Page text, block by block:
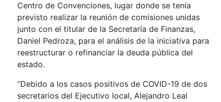
Centro de Convenciones, lugar donde se tenía
previsto realizar la reunión de comisiones unidas
junto con el titular de la Secretaría de Finanzas,
Daniel Pedroza, para el análisis de la iniciativa para
reestructurar o refinanciar la deuda pública del
estado.
“Debido a los casos positivos de COVID-19 de dos
secretarios del Ejecutivo local, Alejandro Leal